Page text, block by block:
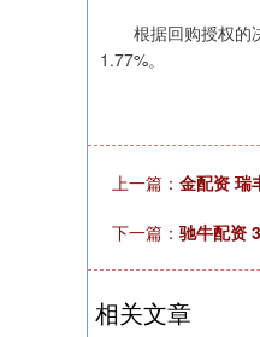
根据回购授权的决
1.77%。
上一篇： 金配资 瑞
下一篇： 驰牛配资
相关文章